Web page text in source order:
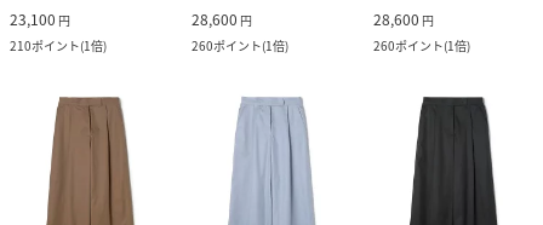
23,100 円
210ポイント(1倍)
28,600 円
260ポイント(1倍)
28,600 円
260ポイント(1倍)